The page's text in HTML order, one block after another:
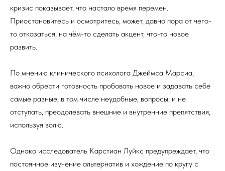
кризис показывает, что настало время перемен.
Приостановитесь и осмотритесь, может, давно пора от чего-
то отказаться, на чём-то сделать акцент, что-то новое
развить.
По мнению клинического психолога Джеймса Марсиа,
важно обрести готовность пробовать новое и задавать себе
самые разные, в том числе неудобные, вопросы, и не
отступать, преодолевать внешние и внутренние препятствия,
используя волю.
Однако исследователь Карстиан Луйкс предупреждает, что
постоянное изучение альтернатив и хождение по кругу с